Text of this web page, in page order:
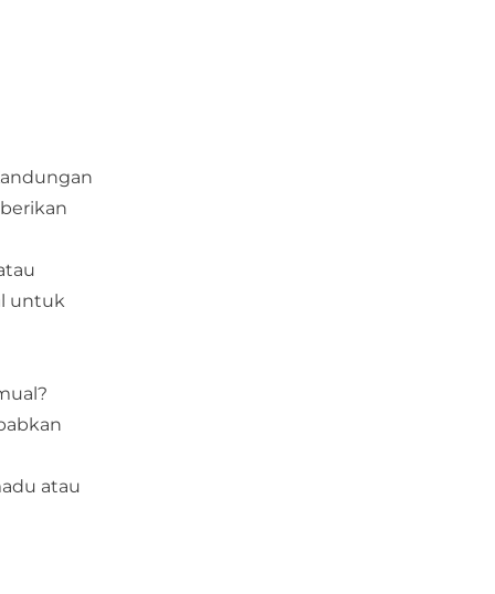
untuk
atau